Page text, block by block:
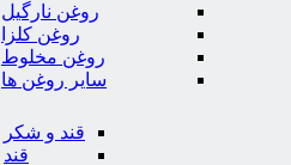
روغن نارگیل
روغن کلزا
روغن مخلوط
سایر روغن ها
قند و شکر
قند